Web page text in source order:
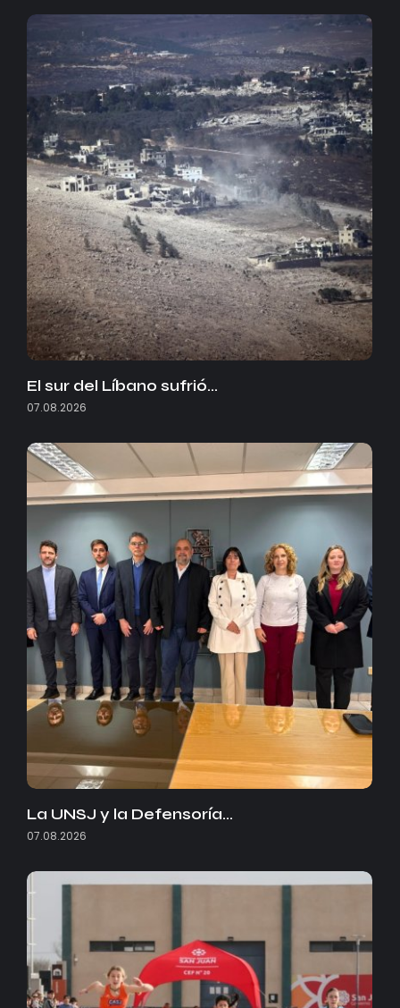
El sur del Líbano sufrió…
07.08.2026
La UNSJ y la Defensoría…
07.08.2026